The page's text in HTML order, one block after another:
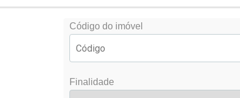
Código do imóvel
Finalidade